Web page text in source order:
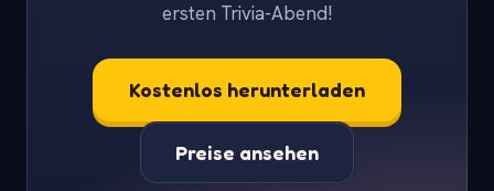
ersten Trivia-Abend!
Kostenlos herunterladen
Preise ansehen